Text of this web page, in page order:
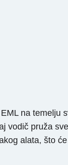
na temelju
vodič pruža
alata, što